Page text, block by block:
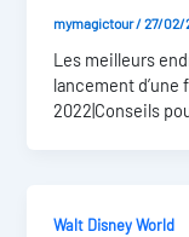
mymagictour/27/02/
Les meilleurs
lancement
2022|Conseils
Walt Disney World